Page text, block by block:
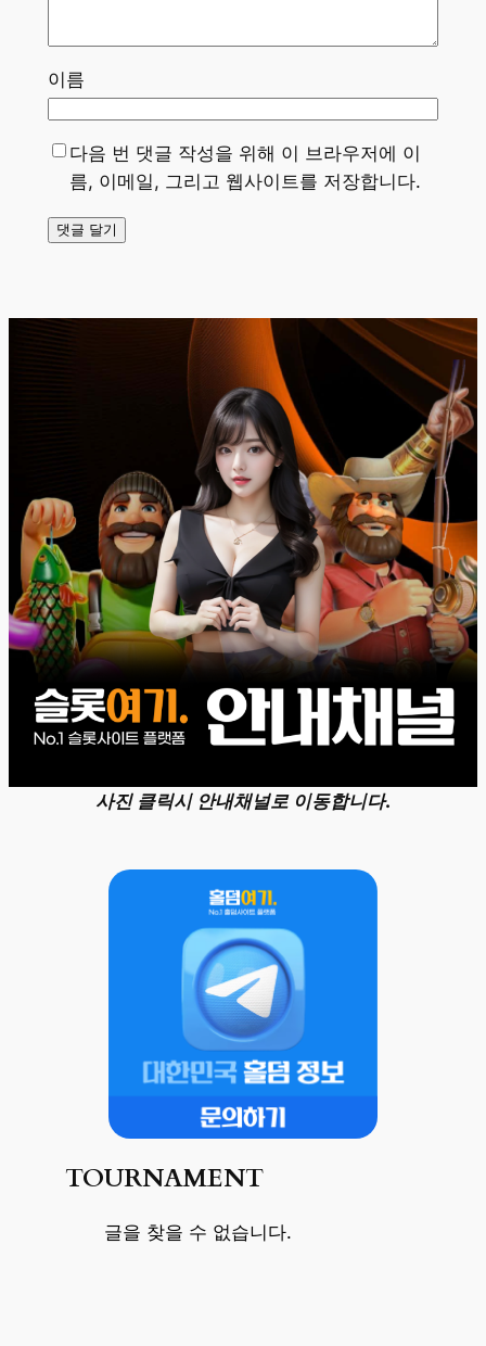
이름
다음 번 댓글 작성을 위해 이 브라우저에 이
름, 이메일, 그리고 웹사이트를 저장합니다.
사진 클릭시 안내채널로 이동합니다.
TOURNAMENT
글을 찾을 수 없습니다.